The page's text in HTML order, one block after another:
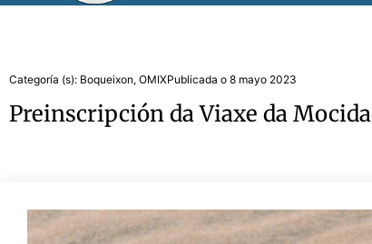
Categoría (s): Boqueixon, OMIXPublicada o 8 mayo 2023
Preinscripción da Viaxe da